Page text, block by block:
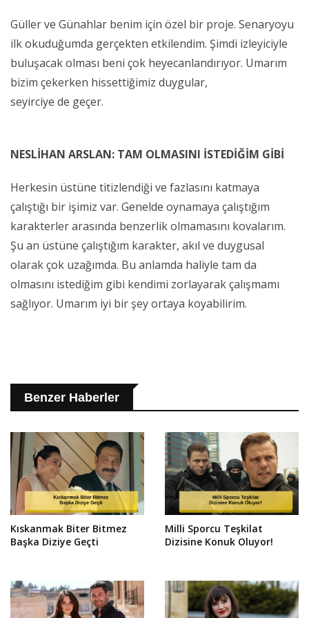
Güller ve Günahlar benim için özel bir proje. Senaryoyu
ilk okuduğumda gerçekten etkilendim. Şimdi izleyiciyle
buluşacak olması beni çok heyecanlandırıyor. Umarım
bizim çekerken hissettiğimiz duygular,
seyirciye de geçer.
NESLİHAN ARSLAN: TAM OLMASINI İSTEDİĞİM GİBİ
Herkesin üstüne titizlendiği ve fazlasını katmaya
çalıştığı bir işimiz var. Genelde oynamaya çalıştığım
karakterler arasında benzerlik olmamasını kovalarım.
Şu an üstüne çalıştığım karakter, akıl ve duygusal
olarak çok uzağımda. Bu anlamda haliyle tam da
olmasını istediğim gibi kendimi zorlayarak çalışmamı
sağlıyor. Umarım iyi bir şey ortaya koyabilirim.
Benzer Haberler
Kıskanmak Biter Bitmez
Başka Diziye Geçti
Milli Sporcu Teşkilat
Dizisine Konuk Oluyor!